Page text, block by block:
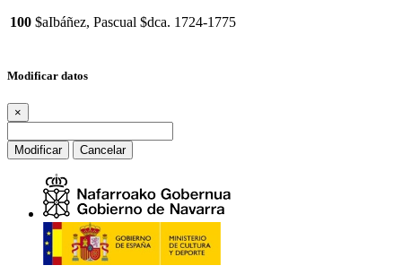
100 $aIbáñez, Pascual $dca. 1724-1775
Modificar datos
×
Modificar Cancelar